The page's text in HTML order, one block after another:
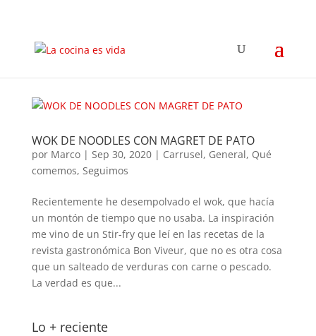
WOK DE NOODLES CON MAGRET DE PATO
por Marco| Sep 30, 2020| Carrusel, General, Qué
comemos, Seguimos
Recientemente he desempolvado el wok, que hacía
un montón de tiempo que no usaba. La inspiración
me vino de un Stir-fry que leí en las recetas de la
revista gastronómica Bon Viveur, que no es otra cosa
que un salteado de verduras con carne o pescado.
La verdad es que...
Lo + reciente